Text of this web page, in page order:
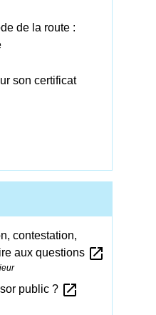
de la route :
son certificat
contestation,
aux questions open_in_new
public ? open_in_new